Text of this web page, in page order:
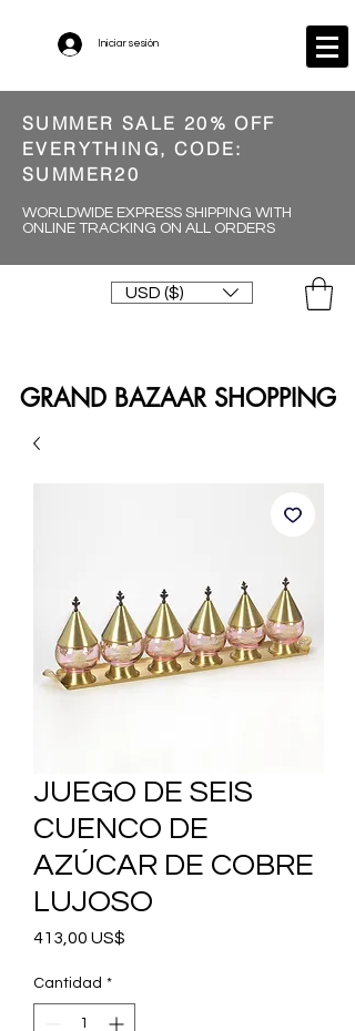
Iniciar sesión
SUMMER SALE 20% OFF
EVERYTHING, CODE:
SUMMER20
WORLDWIDE EXPRESS SHIPPING WITH
ONLINE TRACKING ON ALL ORDERS
USD ($)
GRAND BAZAAR SHOPPING
JUEGO DE SEIS
CUENCO DE
AZÚCAR DE COBRE
LUJOSO
413,00 US$
Cantidad *